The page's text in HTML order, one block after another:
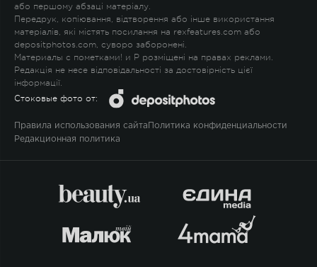
або першому абзаці матеріалу.
Передрук, копіювання, відтворення або інше використання
матеріалів, які містять посилання на rexfeatures.com або
depositphotos.com, суворо заборонені.
Материалы с пометками! и P розміщені на правах реклами.
Редакція не несе відповідальності за достовірність цієї
інформації.
Стоковые фото от:
Правила использования сайта Политика конфиденциальности
Редакционная политика